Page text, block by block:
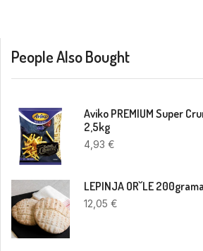
People Also Bought
Aviko PREMIUM Super
2,5kg
4,93€
LEPINJA OR˘LE 200grama
12,05€